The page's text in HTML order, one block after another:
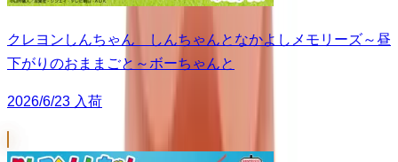
クレヨンしんちゃん しんちゃんとなかよしメモリーズ～昼
下がりのおままごと～ボーちゃんと
2026/6/23 入荷